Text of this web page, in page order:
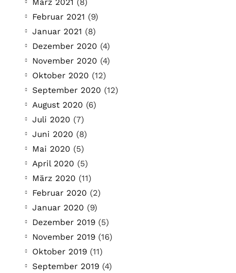
März 2021 (8)
Februar 2021 (9)
Januar 2021 (8)
Dezember 2020 (4)
November 2020 (4)
Oktober 2020 (12)
September 2020 (12)
August 2020 (6)
Juli 2020 (7)
Juni 2020 (8)
Mai 2020 (5)
April 2020 (5)
März 2020 (11)
Februar 2020 (2)
Januar 2020 (9)
Dezember 2019 (5)
November 2019 (16)
Oktober 2019 (11)
September 2019 (4)